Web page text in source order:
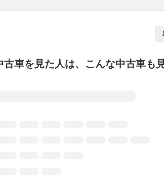
古車を見た人は、こんな中古車も